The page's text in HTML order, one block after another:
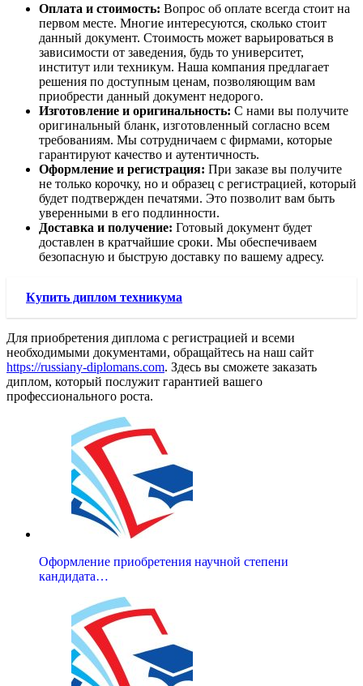
Оплата и стоимость: Вопрос об оплате всегда стоит на
первом месте. Многие интересуются, сколько стоит
данный документ. Стоимость может варьироваться в
зависимости от заведения, будь то университет,
институт или техникум. Наша компания предлагает
решения по доступным ценам, позволяющим вам
приобрести данный документ недорого.
Изготовление и оригинальность: С нами вы получите
оригинальный бланк, изготовленный согласно всем
требованиям. Мы сотрудничаем с фирмами, которые
гарантируют качество и аутентичность.
Оформление и регистрация: При заказе вы получите
не только корочку, но и образец с регистрацией, который
будет подтвержден печатями. Это позволит вам быть
уверенными в его подлинности.
Доставка и получение: Готовый документ будет
доставлен в кратчайшие сроки. Мы обеспечиваем
безопасную и быструю доставку по вашему адресу.
Купить диплом техникума
Для приобретения диплома с регистрацией и всеми
необходимыми документами, обращайтесь на наш сайт
https://russiany-diplomans.com. Здесь вы сможете заказать
диплом, который послужит гарантией вашего
профессионального роста.
Оформление приобретения научной степени
кандидата…